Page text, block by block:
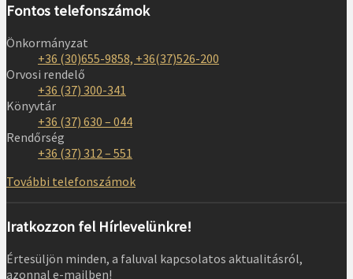
Fontos telefonszámok
Önkormányzat
+36 (30)655-9858, +36(37)526-200
Orvosi rendelő
+36 (37) 300-341
Könyvtár
+36 (37) 630 – 044
Rendőrség
+36 (37) 312 – 551
További telefonszámok
Iratkozzon fel Hírlevelünkre!
Értesüljön minden, a faluval kapcsolatos aktualitásról,
azonnal e-mailben!